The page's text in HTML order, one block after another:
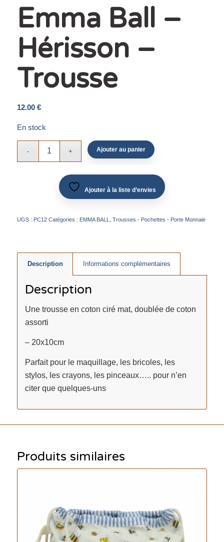
Emma Ball –
Hérisson –
Trousse
12.00 €
En stock
Ajouter au panier
Ajouter à la liste d’envies
UGS : PC12 Catégories : EMMA BALL Trousses - Pochettes - Porte Monnaie
Description Informations complémentaires
Description
Une trousse en coton ciré mat, doublée de coton
assorti
– 20x10cm
Parfait pour le maquillage, les bricoles, les
stylos, les crayons, les pinceaux….. pour n’en
citer que quelques-uns
Produits similaires